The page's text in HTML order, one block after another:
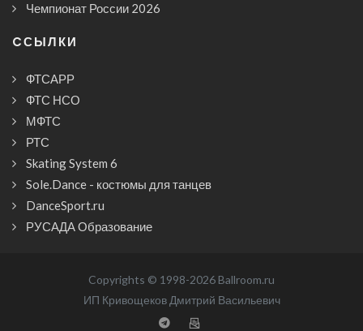
Чемпионат России 2026
CСЫЛКИ
ФТСАРР
ФТС НСО
МФТС
РТС
Skating System 6
Sole.Dance - костюмы для танцев
DanceSport.ru
РУСАДА Образование
Copyrights © 1998-2026 Ballroom.ru
ИП Кривощеков Дмитрий Васильевич